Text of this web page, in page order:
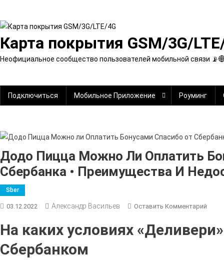
содержимому
Карта покрытия GSM/3G/
Неофициальное сообщество пользователей мобильной связи
Подключиться Мобильное Приложение Роуминг
Додо Пицца Можно Ли Оплатить
Сбербанка • Преимущества И
Sber
03.12.2022 Александр Васильев Оставить Комментарий
На каких условиях
Сбербанком